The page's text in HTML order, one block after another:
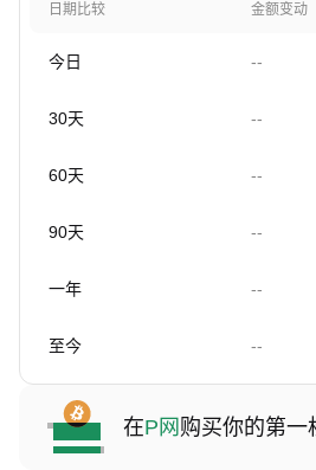
日期比较 金额变动
今日 --
30天 --
60天 --
90天 --
一年 --
至今 --
在P网 购买你的第一